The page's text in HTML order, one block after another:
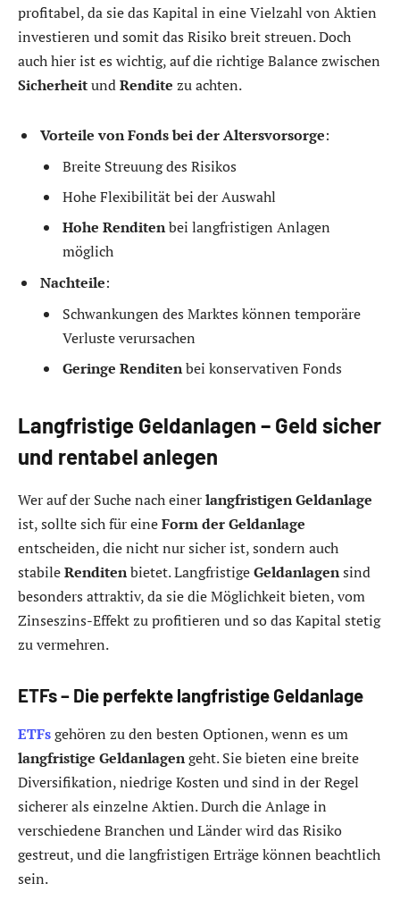
profitabel, da sie das Kapital in eine Vielzahl von Aktien
investieren und somit das Risiko breit streuen. Doch
auch hier ist es wichtig, auf die richtige Balance zwischen
SicherheitundRendite zu achten.
Vorteile von Fonds bei der Altersvorsorge:
Breite Streuung des Risikos
Hohe Flexibilität bei der Auswahl
Hohe Renditenbei langfristigen Anlagen
möglich
Nachteile:
Schwankungen des Marktes können temporäre
Verluste verursachen
Geringe Renditenbei konservativen Fonds
Langfristige Geldanlagen – Geld sicher
und rentabel anlegen
Wer auf der Suche nach einerlangfristigen Geldanlage
ist, sollte sich für eineForm der Geldanlage
entscheiden, die nicht nur sicher ist, sondern auch
stabileRenditenbietet. LangfristigeGeldanlagensind
besonders attraktiv, da sie die Möglichkeit bieten, vom
Zinseszins-Effekt zu profitieren und so das Kapital stetig
zu vermehren.
ETFs – Die perfekte langfristige Geldanlage
ETFsgehören zu den besten Optionen, wenn es um
langfristige Geldanlagengeht. Sie bieten eine breite
Diversifikation, niedrige Kosten und sind in der Regel
sicherer als einzelne Aktien. Durch die Anlage in
verschiedene Branchen und Länder wird das Risiko
gestreut, und die langfristigen Erträge können beachtlich
sein.